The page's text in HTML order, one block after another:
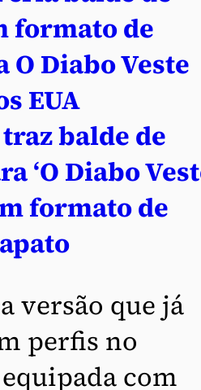
formato de
O Diabo Veste
EUA
balde de
‘O Diabo
formato de
versão que já
perfis no
com